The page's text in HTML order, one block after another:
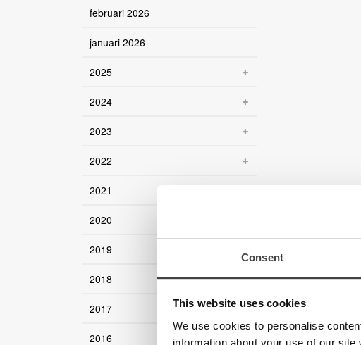
Consent
This website uses cookies
We use cookies to personalise
information about your use of our
februari 2026
januari 2026
2025
2024
2023
2022
2021
2020
2019
2018
2017
2016